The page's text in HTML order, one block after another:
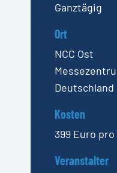
Ganztägig
Ort
NCC Ost
Deutschland
Kosten
399 Euro
Veranstalter